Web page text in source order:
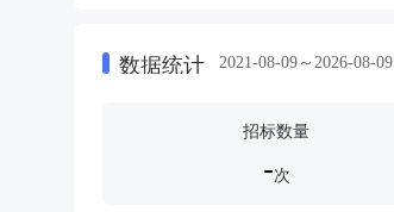
数据统计 2021-08-09～2026-08-09
招标数量
-次